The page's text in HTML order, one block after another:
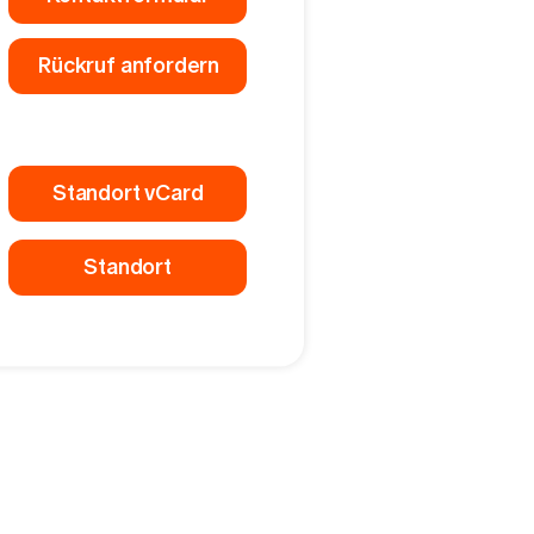
Rückruf anfordern
Standort vCard
Standort